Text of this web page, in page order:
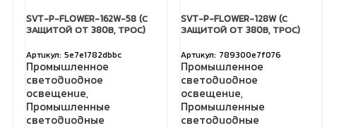
SVT-P-FLOWER-162W-58 (С
ЗАЩИТОЙ ОТ 380В, ТРОС)
5e7e1782dbbc
Промышленное
светодиодное
освещение,
Промышленные
светодиодные
SVT-P-FLOWER-128W (С
ЗАЩИТОЙ ОТ 380В, ТРОС)
789300e7f076
Промышленное
светодиодное
освещение,
Промышленные
светодиодные